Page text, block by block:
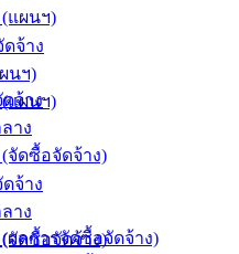
แผนฯ)
จ้าง
าง
จัดซื้อจัดจ้าง)
ผลการจัดซื้อจัดจ้าง)
จ้าง
นฯ)
แผนฯ)
จ้าง
าง
จัดซื้อจัดจ้าง)